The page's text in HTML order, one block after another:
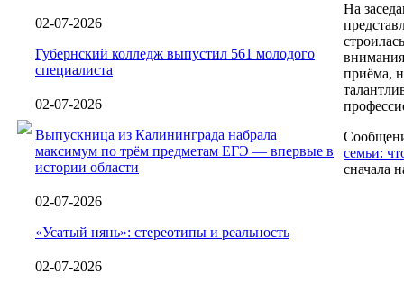
02-07-2026
Губернский колледж выпустил 561 молодого
специалиста
02-07-2026
Выпускница из Калининграда набрала
максимум по трём предметам ЕГЭ — впервые в
истории области
02-07-2026
«Усатый нянь»: стереотипы и реальность
02-07-2026
На
приёма,
семьи:
сначала